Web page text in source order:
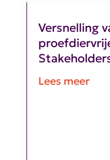
Versnelling
Lees meer